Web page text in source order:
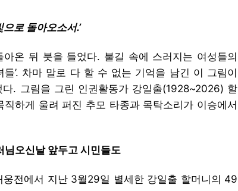
로 돌아오소서.’
온 뒤 붓을 들었다. 불길 속에 스러지는 여성들의
’. 차마 말로 다 할 수 없는 기억을 남긴 이 그림이
다. 그림을 그린 인권활동가 강일출(1928~2026) 할
하게 울려 퍼진 추모 타종과 목탁소리가 이승에서
오신날 앞두고 시민들도
전에서 지난 3월29일 별세한 강일출 할머니의 49